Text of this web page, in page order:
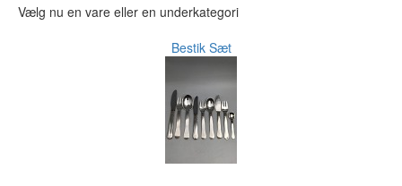
Vælg nu en vare eller en underkategori
Bestik Sæt